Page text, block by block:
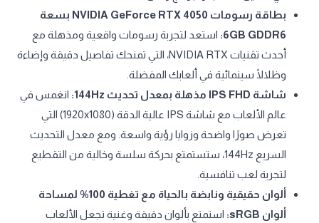
بطاقة رسومات NVIDIA GeForce RTX 4050 بسعة
6GB GDDR6: استعد لتجربة رسومات واقعية ومذهلة مع
أحدث تقنيات NVIDIA RTX، التي تمنحك تفاصيل دقيقة وإضاءة
وظلالًا سينمائية في ألعابك المفضلة.
شاشة IPS FHD مذهلة بمعدل تحديث 144Hz:
انغمس في
عالم الألعاب مع شاشة IPS عالية الدقة (1920x1080) التي
تعرض صورًا واضحة وزوايا رؤية واسعة. ومع معدل التحديث
السريع 144Hz، ستستمتع بحركة سلسة وخالية من التقطيع
لتجربة لعب تنافسية.
ألوان حقيقية ونابضة بالحياة مع تغطية 100% لمساحة
ألوان sRGB:
استمتع بألوان دقيقة وغنية تجعل الألعاب